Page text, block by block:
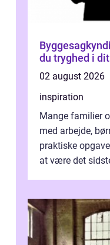
Byggesagkyndig
du tryghed i
02 august 2026
inspiration
Mange familier
med arbejde,
praktiske
at være det